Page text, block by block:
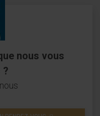
nous vous
?